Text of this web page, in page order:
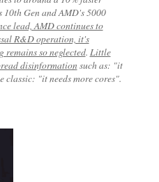
10th Gen and AMD's 5000
lead, AMD continues to
R&D operation, it's
so neglected. Little
disinformationsuch as: "it
classic: "it needs more cores".